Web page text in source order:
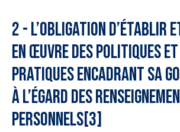
2 - L’obligation d’établir
en œuvre des politiques
pratiques encadrant sa
à l’égard des
personnels[3]